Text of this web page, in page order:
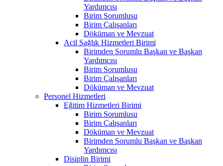
Yardımcısı
Birim Sorumlusu
Birim Çalışanları
Döküman ve Mevzuat
Acil Sağlık Hizmetleri Birimi
Birimden Sorumlu Başkan ve Başkan
Yardımcısı
Birim Sorumlusu
Birim Çalışanları
Döküman ve Mevzuat
Personel Hizmetleri
Eğitim Hizmetleri Birimi
Birim Sorumlusu
Birim Çalışanları
Döküman ve Mevzuat
Birimden Sorumlu Başkan ve Başkan
Yardımcısı
Disiplin Birimi